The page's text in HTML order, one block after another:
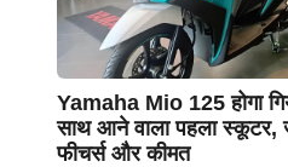
Yamaha Mio 125 होगा
साथ आने वाला पहला स्कूटर,
फीचर्स और कीमत